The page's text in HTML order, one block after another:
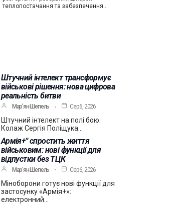
теплопостачання та забезпечення…
Штучний інтелект трансформує
військові рішення: нова цифрова
реальність битви
Мар’ян Шепель Сер 6, 2026
Штучний інтелект на полі бою.
Колаж Сергія Поліщука…
Армія+” спростить життя
військовим: нові функції для
відпустки без ТЦК
Мар’ян Шепель Сер 6, 2026
Міноборони готує нові функції для
застосунку «Армія+»:
електронний…